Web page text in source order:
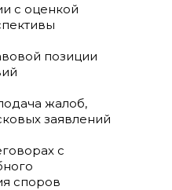
с оценкой
позиции
жалоб,
заявлений
с
споров